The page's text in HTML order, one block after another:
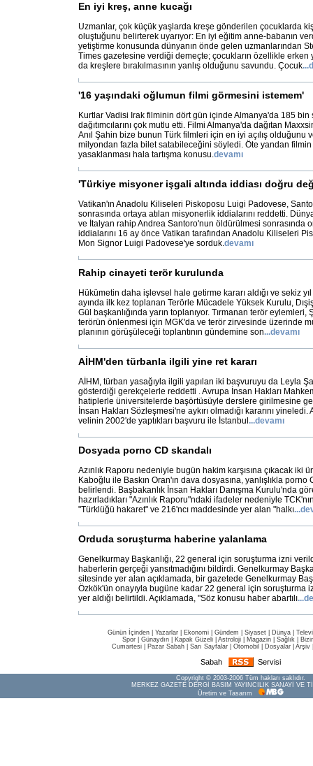
En iyi kreş, anne kucağı
Uzmanlar, çok küçük yaşlarda kreşe gönderilen çocuklarda
oluştuğunu belirterek uyarıyor: En iyi eğitim anne-babanın
yetiştirme konusunda dünyanın önde gelen uzmanlarından
Times gazetesine verdiği demeçte; çocukların özellikle erken
da kreşlere bırakılmasının yanlış olduğunu savundu. Çocuk...
'16 yaşındaki oğlumun filmi görmesini istemem'
Kurtlar Vadisi Irak filminin dört gün içinde Almanya'da 185 bin
dağıtımcılarını çok mutlu etti. Filmi Almanya'da dağıtan
Anıl Şahin bize bunun Türk filmleri için en iyi açılış olduğunu
milyondan fazla bilet satabileceğini söyledi. Öte yandan
yasaklanması hala tartışma konusu.devamı
'Türkiye misyoner işgali altında iddiası doğru
Vatikan'ın Anadolu Kiliseleri Piskoposu Luigi Padovese,
sonrasında ortaya atılan misyonerlik iddialarını reddetti.
ve İtalyan rahip Andrea Santoro'nun öldürülmesi sonrasında
iddialarını 16 ay önce Vatikan tarafından Anadolu Kiliseleri
Mon Signor Luigi Padovese'ye sorduk.devamı
Rahip cinayeti terör kurulunda
Hükümetin daha işlevsel hale getirme kararı aldığı ve sekiz
ayında ilk kez toplanan Terörle Mücadele Yüksek Kurulu,
Gül başkanlığında yarın toplanıyor. Tırmanan terör eylemleri,
terörün önlenmesi için MGK'da ve terör zirvesinde üzerinde
planının görüşüleceği toplantının gündemine son...devamı
AİHM'den türbanla ilgili yine ret kararı
AİHM, türban yasağıyla ilgili yapılan iki başvuruyu da Leyla
gösterdiği gerekçelerle reddetti . Avrupa İnsan Hakları
hatiplerle üniversitelerde başörtüsüyle derslere girilmesine
İnsan Hakları Sözleşmesi'ne aykırı olmadığı kararını
velinin 2002'de yaptıkları başvuru ile İstanbul ...devamı
Dosyada porno CD skandalı
Azınlık Raporu nedeniyle bugün hakim karşısına çıkacak iki
Kaboğlu ile Baskın Oran'ın dava dosyasına, yanlışlıkla porno
belirlendi. Başbakanlık İnsan Hakları Danışma Kurulu'nda
hazırladıkları "Azınlık Raporu"ndaki ifadeler nedeniyle
"Türklüğü hakaret" ve 216'ncı maddesinde yer alan "halkı...
Orduda soruşturma haberine yalanlama
Genelkurmay Başkanlığı, 22 general için soruşturma izni
haberlerin gerçeği yansıtmadığını bildirdi. Genelkurmay
sitesinde yer alan açıklamada, bir gazetede Genelkurmay
Özkök'ün onayıyla bugüne kadar 22 general için soruşturma
yer aldığı belirtildi. Açıklamada, "Söz konusu haber abartılı...
Günün İçinden Yazarlar Ekonomi Gündem Siyaset Dünya |
Spor
Günaydın Kapak Güzeli Astroloji Magazin Sağlık
Cumartesi
Pazar Sabah Sarı Sayfalar Otomobil Dosyalar Arşiv
Sabah Servisi
Copyright © 2003-2006 Tüm hakları saklıdır.
MERKEZ GAZETE DERGİ BASIM YAYINCILIK SANAYİ VE
Üretim ve Tasarım